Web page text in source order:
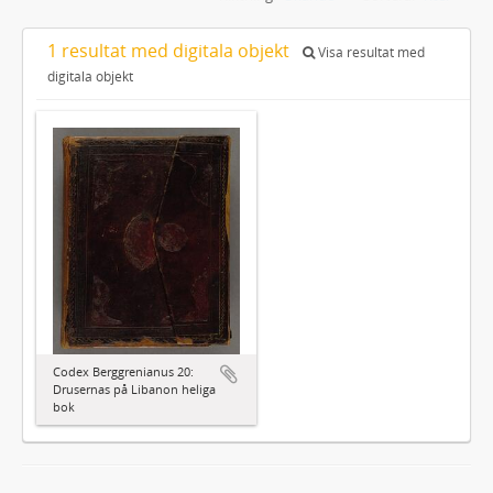
1 resultat med digitala objekt
Visa resultat med
digitala objekt
Codex Berggrenianus 20:
Drusernas på Libanon heliga
bok